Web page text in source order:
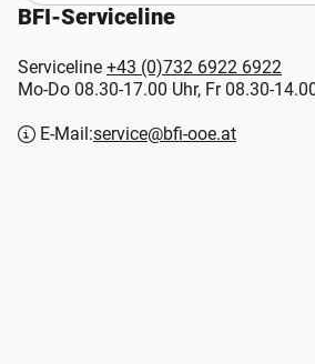
BFI-Serviceline
Serviceline +43 (0)732 6922 6922
Mo-Do 08.30-17.00 Uhr, Fr 08.30-
E-Mail:service@bfi-ooe.at